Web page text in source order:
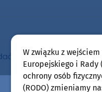
W związku z
Europejskiego i Rady
ochrony osób
(RODO) zmieniamy